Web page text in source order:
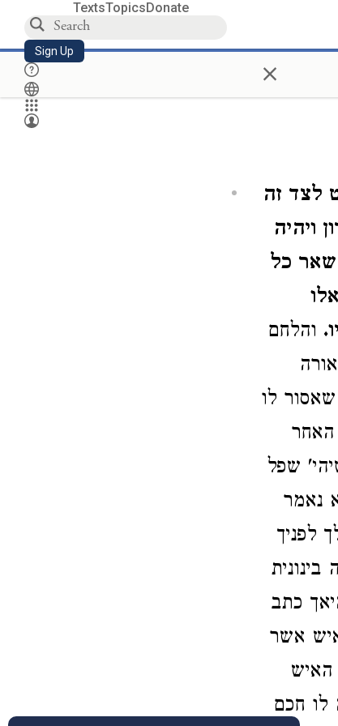
TextsTopicsDonate
Sign Up ×
לצד זה
ויהיה
שאר כל
והלחם
לו
האחר
שפל
נאמר
לפניך
כתב
אשר
האיש
לו חכם